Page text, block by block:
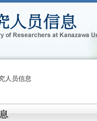
人员信息